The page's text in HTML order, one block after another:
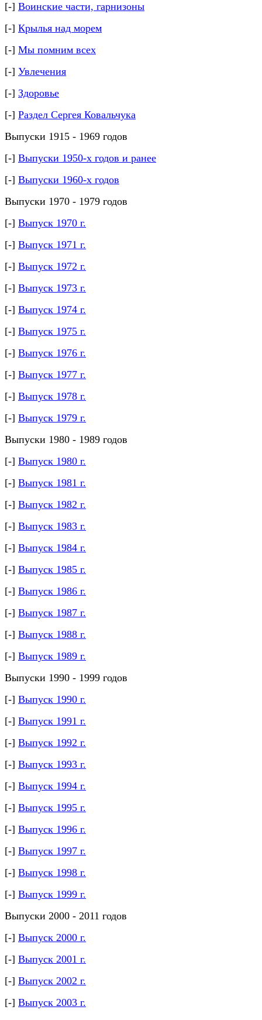
[-] Воинские части, гарнизоны
[-] Крылья над морем
[-] Мы помним всех
[-] Увлечения
[-] Здоровье
[-] Раздел Сергея Ковальчука
Выпуски 1915 - 1969 годов
[-] Выпуски 1950-х годов и ранее
[-] Выпуски 1960-х годов
Выпуски 1970 - 1979 годов
[-] Выпуск 1970 г.
[-] Выпуск 1971 г.
[-] Выпуск 1972 г.
[-] Выпуск 1973 г.
[-] Выпуск 1974 г.
[-] Выпуск 1975 г.
[-] Выпуск 1976 г.
[-] Выпуск 1977 г.
[-] Выпуск 1978 г.
[-] Выпуск 1979 г.
Выпуски 1980 - 1989 годов
[-] Выпуск 1980 г.
[-] Выпуск 1981 г.
[-] Выпуск 1982 г.
[-] Выпуск 1983 г.
[-] Выпуск 1984 г.
[-] Выпуск 1985 г.
[-] Выпуск 1986 г.
[-] Выпуск 1987 г.
[-] Выпуск 1988 г.
[-] Выпуск 1989 г.
Выпуски 1990 - 1999 годов
[-] Выпуск 1990 г.
[-] Выпуск 1991 г.
[-] Выпуск 1992 г.
[-] Выпуск 1993 г.
[-] Выпуск 1994 г.
[-] Выпуск 1995 г.
[-] Выпуск 1996 г.
[-] Выпуск 1997 г.
[-] Выпуск 1998 г.
[-] Выпуск 1999 г.
Выпуски 2000 - 2011 годов
[-] Выпуск 2000 г.
[-] Выпуск 2001 г.
[-] Выпуск 2002 г.
[-] Выпуск 2003 г.